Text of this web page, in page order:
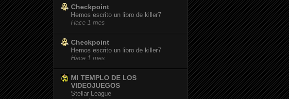
Checkpoint
Hemos escrito un libro de killer7
Hace 1 mes
Checkpoint
Hemos escrito un libro de killer7
Hace 1 mes
MI TEMPLO DE LOS
VIDEOJUEGOS
Stellar League